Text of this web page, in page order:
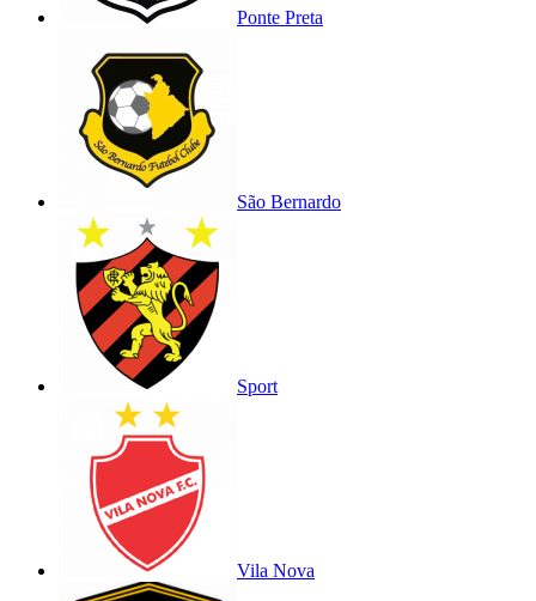
Ponte Preta
São Bernardo
Sport
Vila Nova